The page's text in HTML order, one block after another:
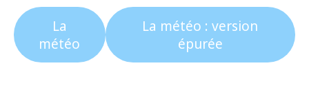
La
météo
La météo : version
épurée